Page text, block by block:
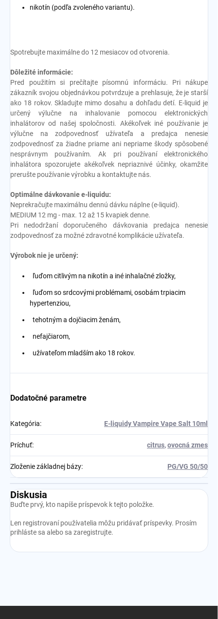
nikotín (podľa zvoleného variantu).
Spotrebujte maximálne do 12 mesiacov od otvorenia.
Dôležité informácie:
Pred použitím si prečítajte písomnú informáciu. Pri nákupe
zákazník svojou objednávkou potvrdzuje a prehlasuje, že je starší
ako 18 rokov. Skladujte mimo dosahu a dohľadu detí. E-liquid je
určený výlučne na inhalovanie pomocou elektronických
inhalátorov od našej spoločnosti. Akékoľvek iné používanie je
výlučne na zodpovednosť užívateľa a predajca nenesie
zodpovednosť za žiadne priame ani nepriame škody spôsobené
nesprávnym používaním. Ak pri používaní elektronického
inhalátora spozorujete akékoľvek nepriaznivé účinky, okamžite
prerušte používanie výrobku a kontaktujte nás.
Optimálne dávkovanie e-liquidu:
Neprekračujte maximálnu dennú dávku náplne (e-liquid).
MEDIUM 12 mg - max. 12 až 15 kvapiek denne.
Pri nedodržaní doporučeného dávkovania predajca nenesie
zodpovednosť za možné zdravotné komplikácie užívateľa.
Výrobok nie je určený:
ľuďom citlivým na nikotín a iné inhalačné zložky,
ľuďom so srdcovými problémami, osobám trpiacim
hypertenziou,
tehotným a dojčiacim ženám,
nefajčiarom,
užívateľom mladším ako 18 rokov.
Dodatočné parametre
Kategória: E-liquidy Vampire Vape Salt 10ml
Príchuť: citrus,ovocná zmes
Zloženie základnej bázy: PG/VG 50/50
Diskusia
Buďte prvý, kto napíše príspevok k tejto položke.
Len registrovaní používatelia môžu pridávať príspevky. Prosím
prihláste sa alebo sa zaregistrujte.